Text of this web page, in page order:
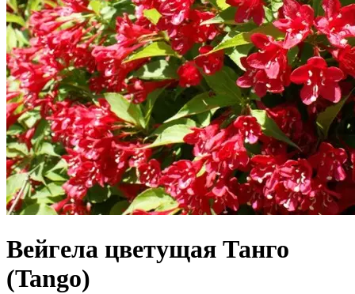
Вейгела цветущая Танго
(Tango)